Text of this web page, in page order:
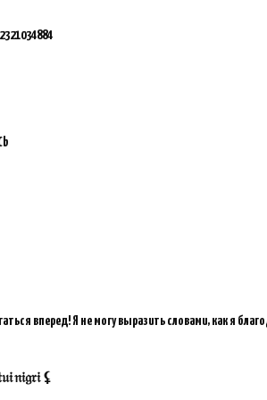
вперед! Я не могу выразить словами, как я
𝔫𝔦𝔤𝔯𝔦 ⚸